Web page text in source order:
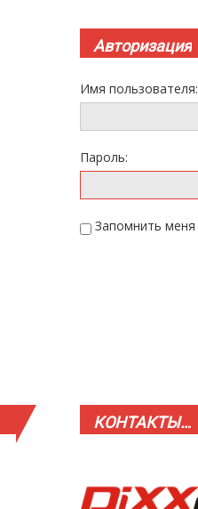
Авторизация
Имя пользователя:
Пароль:
Запомнить меня
КОНТАКТЫ…